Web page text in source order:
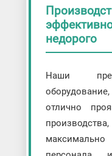
недорого
Наши
отлично